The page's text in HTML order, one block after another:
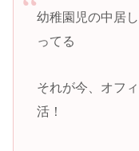
幼稚園児の中居
ってる
それが今、オフ
活！